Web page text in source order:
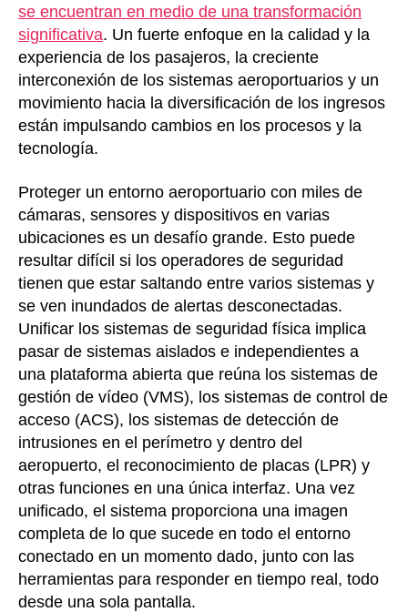
se encuentran en medio de una transformación
significativa. Un fuerte enfoque en la calidad y la
experiencia de los pasajeros, la creciente
interconexión de los sistemas aeroportuarios y un
movimiento hacia la diversificación de los ingresos
están impulsando cambios en los procesos y la
tecnología.
Proteger un entorno aeroportuario con miles de
cámaras, sensores y dispositivos en varias
ubicaciones es un desafío grande. Esto puede
resultar difícil si los operadores de seguridad
tienen que estar saltando entre varios sistemas y
se ven inundados de alertas desconectadas.
Unificar los sistemas de seguridad física implica
pasar de sistemas aislados e independientes a
una plataforma abierta que reúna los sistemas de
gestión de vídeo (VMS), los sistemas de control de
acceso (ACS), los sistemas de detección de
intrusiones en el perímetro y dentro del
aeropuerto, el reconocimiento de placas (LPR) y
otras funciones en una única interfaz. Una vez
unificado, el sistema proporciona una imagen
completa de lo que sucede en todo el entorno
conectado en un momento dado, junto con las
herramientas para responder en tiempo real, todo
desde una sola pantalla.